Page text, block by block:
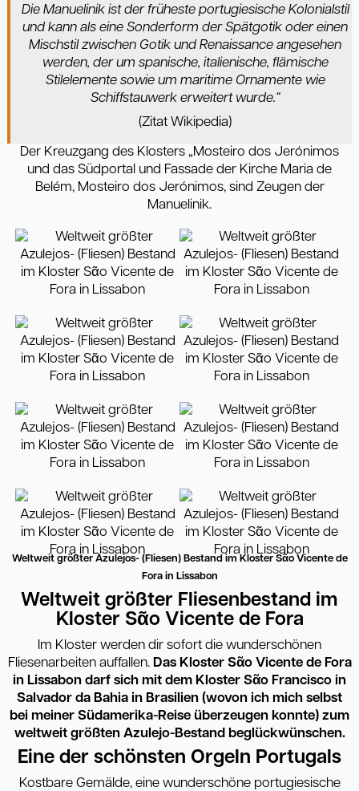
Die Manuelinik ist der früheste portugiesische Kolonialstil
und kann als eine Sonderform der Spätgotik oder einen
Mischstil zwischen Gotik und Renaissance angesehen
werden, der um spanische, italienische, flämische
Stilelemente sowie um maritime Ornamente wie
Schiffstauwerk erweitert wurde.“
(Zitat Wikipedia)
Der Kreuzgang des Klosters „Mosteiro dos Jerónimos
und das Südportal und Fassade der Kirche Maria de
Belém, Mosteiro dos Jerónimos, sind Zeugen der
Manuelinik.
Weltweit größter Azulejos- (Fliesen) Bestand im Kloster Sᾶo Vicente de
Fora in Lissabon
Weltweit größter Fliesenbestand im
Kloster Sᾶo Vicente de Fora
Im Kloster werden dir sofort die wunderschönen
Fliesenarbeiten auffallen. Das Kloster Sᾶo Vicente de Fora
in Lissabon darf sich mit dem Kloster Sᾶo Francisco in
Salvador da Bahia in Brasilien (wovon ich mich selbst
bei meiner Südamerika-Reise überzeugen konnte) zum
weltweit größten Azulejo-Bestand beglückwünschen.
Eine der schönsten Orgeln Portugals
Kostbare Gemälde, eine wunderschöne portugiesische